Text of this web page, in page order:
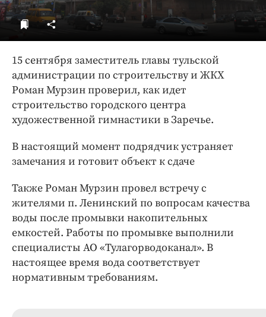
15 сентября заместитель главы тульской
администрации по строительству и ЖКХ
Роман Мурзин проверил, как идет
строительство городского центра
художественной гимнастики в Заречье.
В настоящий момент подрядчик устраняет
замечания и готовит объект к сдаче
Также Роман Мурзин провел встречу с
жителями п. Ленинский по вопросам качества
воды после промывки накопительных
емкостей. Работы по промывке выполнили
специалисты АО «Тулагорводоканал». В
настоящее время вода соответствует
нормативным требованиям.